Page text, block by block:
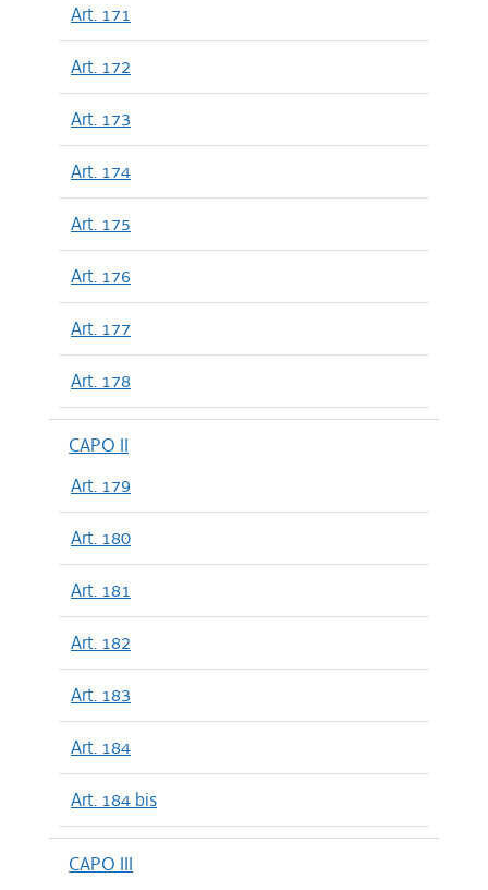
Art. 171
Art. 172
Art. 173
Art. 174
Art. 175
Art. 176
Art. 177
Art. 178
CAPO II
Art. 179
Art. 180
Art. 181
Art. 182
Art. 183
Art. 184
Art. 184 bis
CAPO III